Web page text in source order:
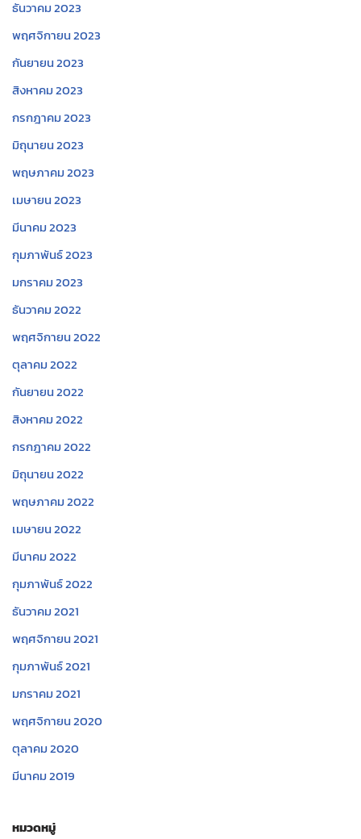
ธันวาคม 2023
พฤศจิกายน 2023
กันยายน 2023
สิงหาคม 2023
กรกฎาคม 2023
มิถุนายน 2023
พฤษภาคม 2023
เมษายน 2023
มีนาคม 2023
กุมภาพันธ์ 2023
มกราคม 2023
ธันวาคม 2022
พฤศจิกายน 2022
ตุลาคม 2022
กันยายน 2022
สิงหาคม 2022
กรกฎาคม 2022
มิถุนายน 2022
พฤษภาคม 2022
เมษายน 2022
มีนาคม 2022
กุมภาพันธ์ 2022
ธันวาคม 2021
พฤศจิกายน 2021
กุมภาพันธ์ 2021
มกราคม 2021
พฤศจิกายน 2020
ตุลาคม 2020
มีนาคม 2019
หมวดหมู่